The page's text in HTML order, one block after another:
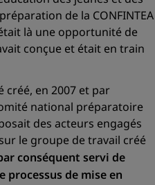
de la CONFINTEA
là une opportunité de
conçue et était en train
créé, en 2007 et par
national préparatoire
des acteurs engagés
le groupe de travail créé
conséquent servi de
processus de mise en